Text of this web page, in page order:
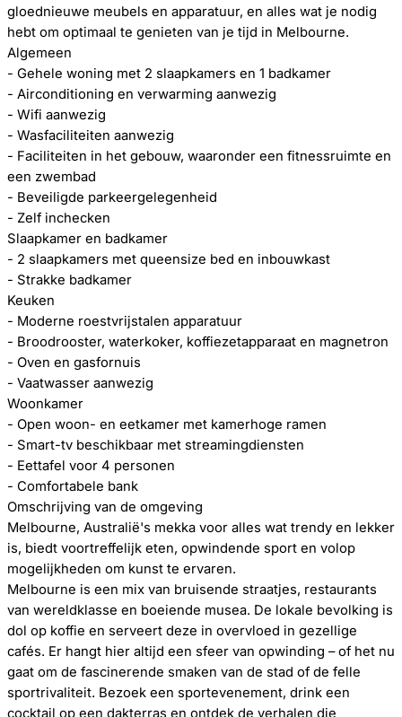
gloednieuwe meubels en apparatuur, en alles wat je nodig
hebt om optimaal te genieten van je tijd in Melbourne.
Algemeen
- Gehele woning met 2 slaapkamers en 1 badkamer
- Airconditioning en verwarming aanwezig
- Wifi aanwezig
- Wasfaciliteiten aanwezig
- Faciliteiten in het gebouw, waaronder een fitnessruimte en
een zwembad
- Beveiligde parkeergelegenheid
- Zelf inchecken
Slaapkamer en badkamer
- 2 slaapkamers met queensize bed en inbouwkast
- Strakke badkamer
Keuken
- Moderne roestvrijstalen apparatuur
- Broodrooster, waterkoker, koffiezetapparaat en magnetron
- Oven en gasfornuis
- Vaatwasser aanwezig
Woonkamer
- Open woon- en eetkamer met kamerhoge ramen
- Smart-tv beschikbaar met streamingdiensten
- Eettafel voor 4 personen
- Comfortabele bank
Omschrijving van de omgeving
Melbourne, Australië's mekka voor alles wat trendy en lekker
is, biedt voortreffelijk eten, opwindende sport en volop
mogelijkheden om kunst te ervaren.
Melbourne is een mix van bruisende straatjes, restaurants
van wereldklasse en boeiende musea. De lokale bevolking is
dol op koffie en serveert deze in overvloed in gezellige
cafés. Er hangt hier altijd een sfeer van opwinding – of het nu
gaat om de fascinerende smaken van de stad of de felle
sportrivaliteit. Bezoek een sportevenement, drink een
cocktail op een dakterras en ontdek de verhalen die